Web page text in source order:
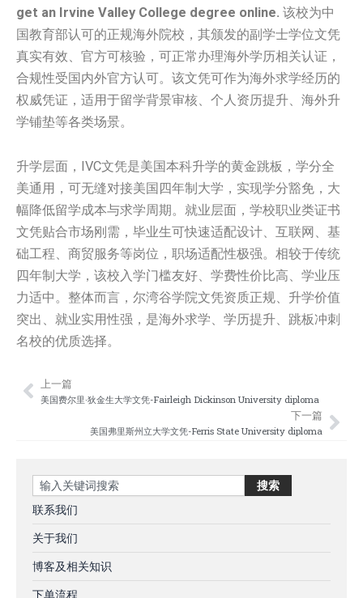
get an Irvine Valley College degree online. 该校为中
国教育部认可的正规海外院校，其颁发的副学士学位文凭
真实有效、官方可核验，可正常办理海外学历相关认证，
合规性受国内外官方认可。该文凭可作为海外求学经历的
权威凭证，适用于留学背景审核、个人资历提升、海外升
学铺垫等各类场景。
升学层面，IVC文凭是美国本科升学的黄金跳板，学分全
美通用，可无缝对接美国四年制大学，实现学分豁免，大
幅降低留学成本与求学周期。就业层面，学校职业类证书
文凭贴合市场刚需，毕业生可快速适配设计、互联网、基
础工程、商贸服务等岗位，职场适配性极强。相较于传统
四年制大学，该校入学门槛友好、学费性价比高、学业压
力适中。整体而言，尔湾谷学院文凭资质正规、升学价值
突出、就业实用性强，是海外求学、学历提升、跳板冲刺
名校的优质选择。
Prev
上一篇
美国费尔里·狄金生大学文凭-Fairleigh Dickinson University diploma
下一篇
美国弗里斯州立大学文凭-Ferris State University diploma
Search 搜索
联系我们
关于我们
博客及相关知识
下单流程